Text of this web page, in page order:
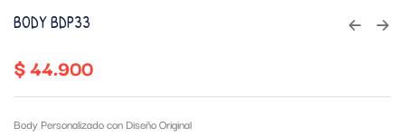
BODY BDP33
$44.900
Body Personalizado con Diseño Original